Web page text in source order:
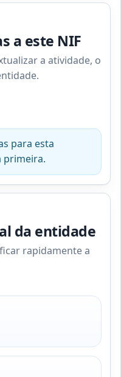
a este NIF
a atividade, o
para esta
primeira.
da entidade
rapidamente a